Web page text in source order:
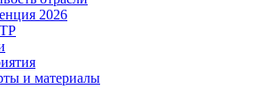
2026
и материалы